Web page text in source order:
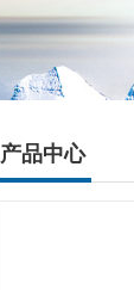
产品中心